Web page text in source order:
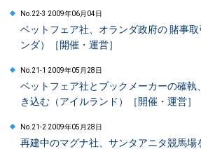
No.22-3 2009年06月04日
ベットフェア社、オランダ政府の 賭事
ンダ）［開催・運営］
No.21-1 2009年05月28日
ベットフェア社とブックメーカーの確執
き込む（アイルランド）［開催・運営］
No.21-2 2009年05月28日
再建中のマグナ社、サンタアニタ競馬場